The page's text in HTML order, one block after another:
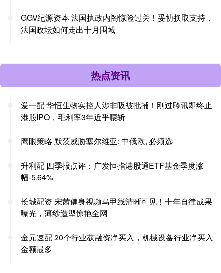
GGV纪源资本 法国执政内阁惊险过关！妥协换取支持，
法国政坛如何走出十月围城
热点资讯
爱一配 华恒生物实控人涉非吸被批捕！刚过聆讯即终止
港股IPO，毛利率3年近乎腰斩
鹰眼策略 默茨威胁塞尔维亚: 中俄欧, 必须选
升利配 四季报点评：广发恒指港股通ETF基金季度涨
幅-5.64%
长城配资 宋茜健身视频马甲线清晰可见！十年自律成果
曝光，薄纱造型惊艳全网
金元速配 20个行业获融资净买入，机械设备行业净买入
金额最多